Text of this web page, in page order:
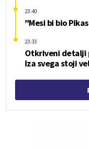
"Mesi bi bio
23:40
Otkriveni detalji
Iza svega stoji
23:33